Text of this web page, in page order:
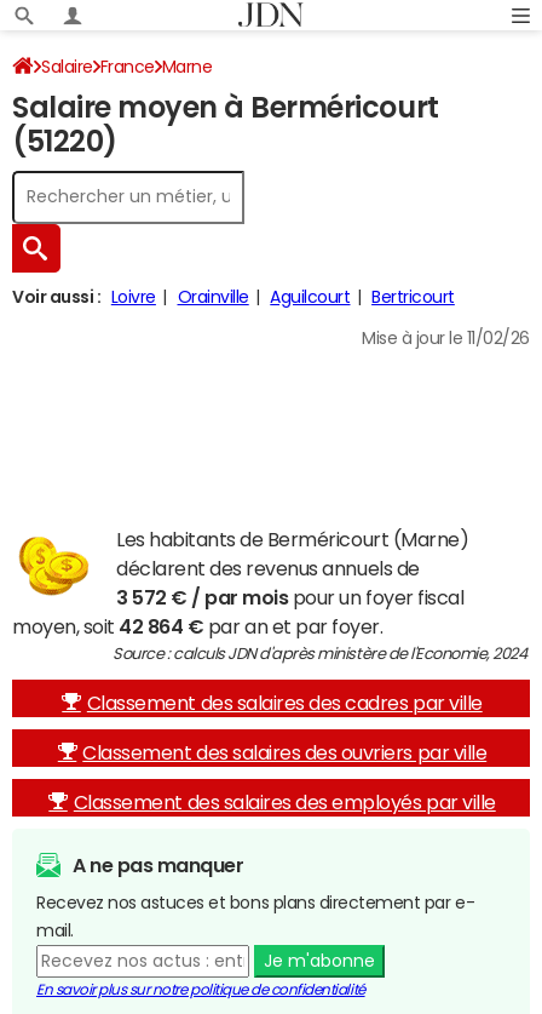
Salaire France Marne
Salaire moyen à Berméricourt
(51220)
Voir aussi : Loivre Orainville Aguilcourt Bertricourt
Mise à jour le 11/02/26
Les habitants de Berméricourt (Marne)
déclarent des revenus annuels de
3 572 € / par moispour un foyer fiscal
moyen, soit 42 864 € par an et par foyer.
Source : calculs JDN d'après ministère de l'Economie, 2024
Classement des salaires des cadres par ville
Classement des salaires des ouvriers par ville
Classement des salaires des employés par ville
A ne pas manquer
Recevez nos astuces et bons plans directement par e-
mail.
Je m'abonne
En savoir plus sur notre politique de confidentialité